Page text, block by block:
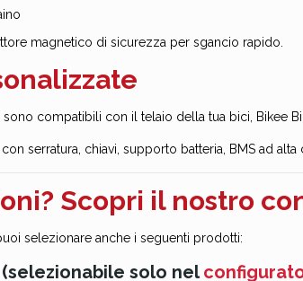
magnetico di sicurezza per sgancio rapido.
compatibili con il telaio della tua bici, Bikee
serratura, chiavi, supporto batteria, BMS ad
Scopri il nostro
selezionare anche i seguenti prodotti:
solo nel